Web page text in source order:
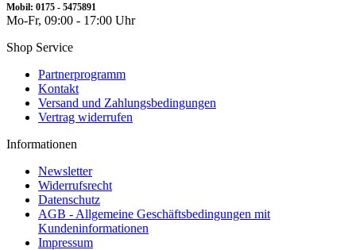
Mobil: 0175 - 5475891
Mo-Fr, 09:00 - 17:00 Uhr
Shop Service
Partnerprogramm
Kontakt
Versand und Zahlungsbedingungen
Vertrag widerrufen
Informationen
Newsletter
Widerrufsrecht
Datenschutz
AGB - Allgemeine Geschäftsbedingungen mit
Kundeninformationen
Impressum